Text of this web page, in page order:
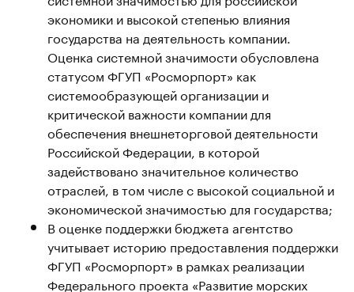
экономики и высокой степенью влияния
государства на деятельность компании.
Оценка системной значимости обусловлена
статусом ФГУП «Росморпорт» как
системообразующей организации и
критической важности компании для
обеспечения внешнеторговой деятельности
Российской Федерации, в которой
задействовано значительное количество
отраслей, в том числе с высокой социальной и
экономической значимостью для государства;
В оценке поддержки бюджета агентство
учитывает историю предоставления поддержки
ФГУП «Росморпорт» в рамках реализации
Федерального проекта «Развитие морских